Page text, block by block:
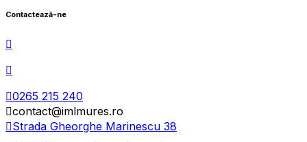
Contactează-ne
0265 215 240
contact@imlmures.ro
Strada Gheorghe Marinescu 38